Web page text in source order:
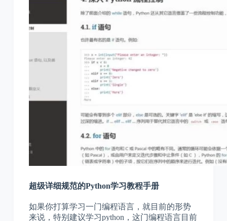
超级详细规范的Python学习教程手册
如果你打算学习一门编程语言，就目前的形势
来说，特别建议学习python，这门编程语言目前